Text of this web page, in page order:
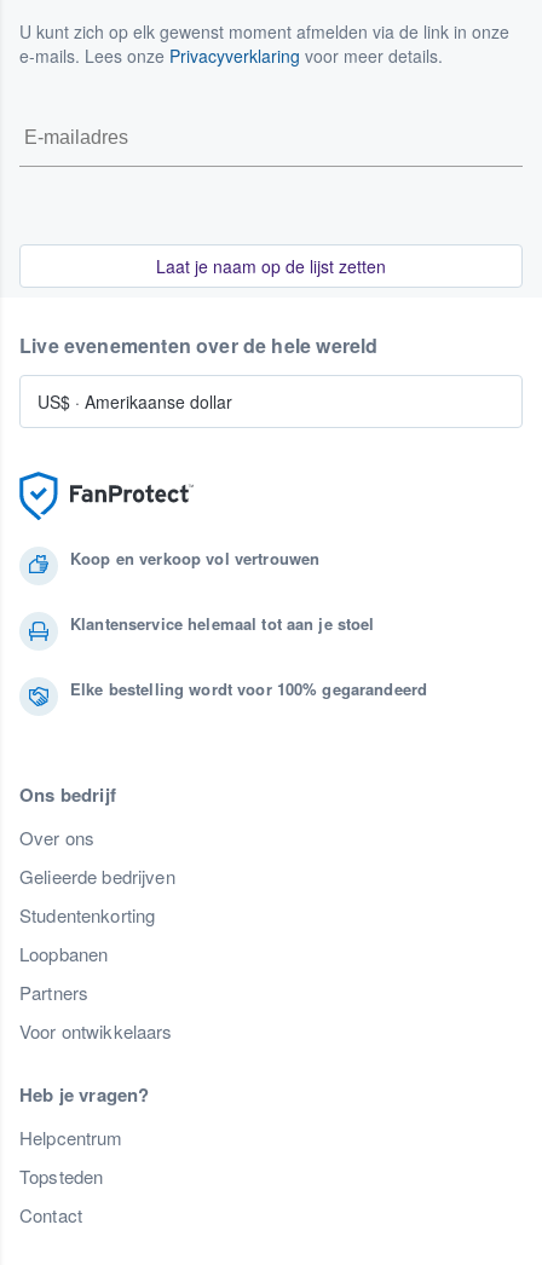
U kunt zich op elk gewenst moment afmelden via de link in onze
e-mails. Lees onze Privacyverklaring voor meer details.
Laat je naam op de lijst zetten
Koop en verkoop vol vertrouwen
Klantenservice helemaal tot aan je stoel
Elke bestelling wordt voor 100% gegarandeerd
Ons bedrijf
Over ons
Gelieerde bedrijven
Studentenkorting
Loopbanen
Partners
Voor ontwikkelaars
Heb je vragen?
Helpcentrum
Topsteden
Contact
Live evenementen over de hele wereld
US$ · Amerikaanse dollar